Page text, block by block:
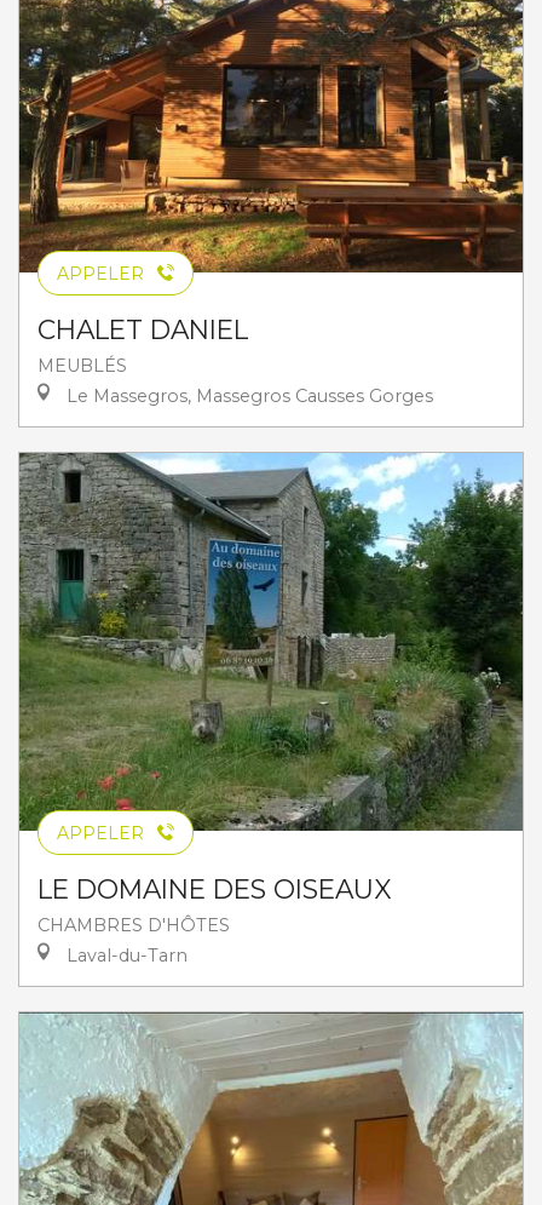
APPELER
CHALET DANIEL
MEUBLÉS
Le Massegros, Massegros Causses Gorges
APPELER
LE DOMAINE DES OISEAUX
CHAMBRES D'HÔTES
Laval-du-Tarn